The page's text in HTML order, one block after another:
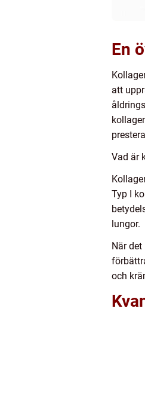
En
att
Vad är
Typ I
lungor.
När
och